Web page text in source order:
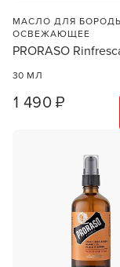
МАСЛО ДЛЯ
ОСВЕЖАЮЩЕЕ
PRORASO
30 МЛ
1 490 ₽